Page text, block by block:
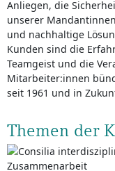
Anliegen, die
unserer
und nachhaltige
Kunden sind die
Teamgeist und die
Mitarbeiter:innen
seit 1961 und in
Themen der